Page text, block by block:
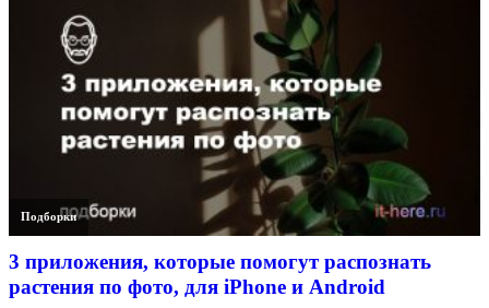
Подборки
3 приложения, которые помогут распознать
растения по фото, для iPhone и Android